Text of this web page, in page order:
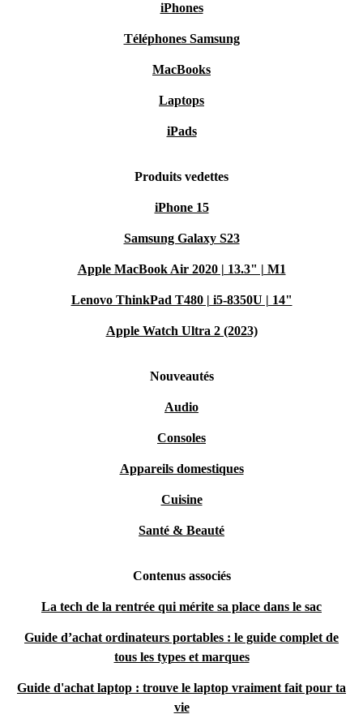
iPhones
Téléphones Samsung
MacBooks
Laptops
iPads
Produits vedettes
iPhone 15
Samsung Galaxy S23
Apple MacBook Air 2020 | 13.3" | M1
Lenovo ThinkPad T480 | i5-8350U | 14"
Apple Watch Ultra 2 (2023)
Nouveautés
Audio
Consoles
Appareils domestiques
Cuisine
Santé & Beauté
Contenus associés
La tech de la rentrée qui mérite sa place dans le sac
Guide d’achat ordinateurs portables : le guide complet de
tous les types et marques
Guide d'achat laptop : trouve le laptop vraiment fait pour ta
vie